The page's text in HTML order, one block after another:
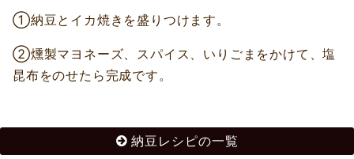
①納豆とイカ焼きを盛りつけます。
②燻製マヨネーズ、スパイス、いりごまをかけて、塩
昆布をのせたら完成です。
納豆レシピの一覧